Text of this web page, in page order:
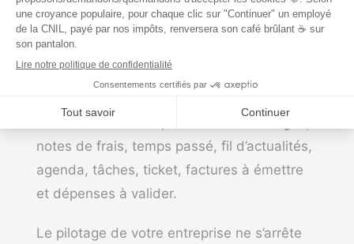
Rapprochement bancaire ;
Devis en attente.
Vous pouvez aussi ajouter les blocs
notes de frais, temps passé, fil d’actualités,
agenda, tâches, ticket, factures à émettre
et dépenses à valider.
Le pilotage de votre entreprise ne s’arrête